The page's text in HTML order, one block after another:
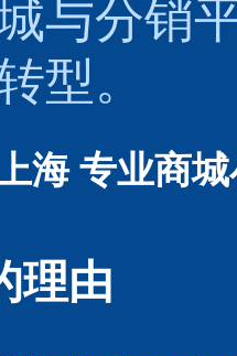
与分销
型。
海 专业商
理由